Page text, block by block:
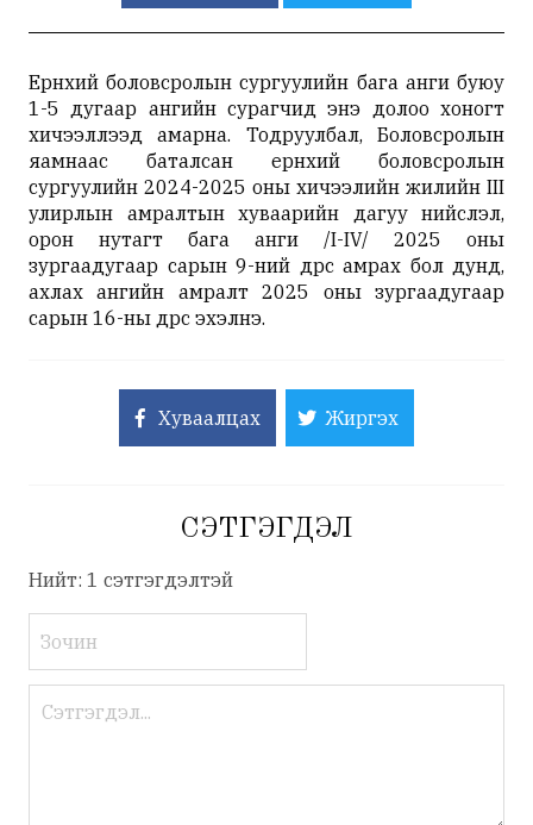
Ерөнхий боловсролын сургуулийн бага анги буюу
1-5 дугаар ангийн сурагчид энэ долоо хоногт
хичээллээд амарна. Тодруулбал, Боловсролын
яамнаас баталсан ерөнхий боловсролын
сургуулийн 2024-2025 оны хичээлийн жилийн III
улирлын амралтын хуваарийн дагуу нийслэл,
орон нутагт бага анги /I-IV/ 2025 оны
зургаадугаар сарын 9-ний өдрөөс амрах бол дунд,
ахлах ангийн амралт 2025 оны зургаадугаар
сарын 16-ны өдрөөс эхэлнэ.
Хуваалцах Жиргэх
СЭТГЭГДЭЛ
Нийт: 1 сэтгэгдэлтэй